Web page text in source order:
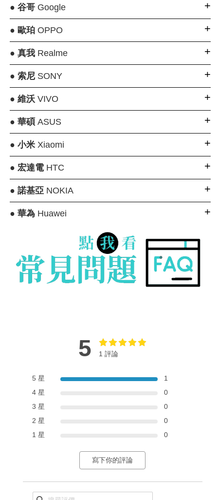
● 谷哥Google
● 歐珀OPPO
● 真我Realme
● 索尼SONY
● 維沃VIVO
● 華碩 ASUS
● 小米Xiaomi
● 宏達電HTC
● 諾基亞NOKIA
● 華為Huawei
5 1 評論
5 星
1
4 星
0
3 星
0
2 星
0
1 星
0
寫下你的評論